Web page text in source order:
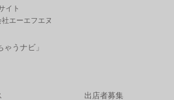
イト
エーエフエヌ
うナビ」
出店者募集